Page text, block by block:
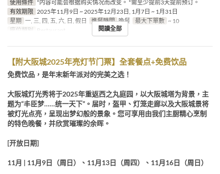
使用條件 *内容可能会根据购买情况而改变。 *需至少提前3天提前预订。
有效期限 2025年11月9日 ~ 2025年12月23日, 1月7日 ~ 1月31日
星期 一, 三, 四, 五, 六, 日, 假日 進餐時間 晚餐 最大下單數 ~ 10
座位類別 Restaurant 閱讀全部
【附大阪城2025年亮灯节门票】全套餐点+免费饮品
免费饮品，是年末新年派对的完美之选！
大阪城灯光秀将于2025年重返西之丸庭园，以大阪城塔为背景，主
题为“丰臣梦……统一天下”。届时，盔甲、灯笼走廊以及大阪城景将
被灯光点亮，呈现出梦幻般的景象。您可享用由我们主厨精心烹制
的特色晚餐，并欣赏璀璨的余晖。
[开放日期]
11月 | 11月9日（周日）、11月13日（周四）、11月16日（周日）